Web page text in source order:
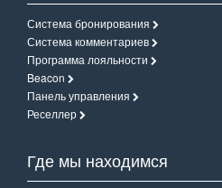
Система бронирования
Система комментариев
Программа лояльности
Beacon
Панель управления
Реселлер
Где мы находимся